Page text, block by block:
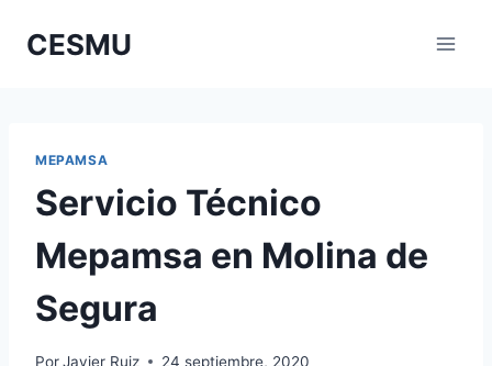
CESMU
MEPAMSA
Servicio Técnico
Mepamsa en Molina de
Segura
PorJavier Ruiz 24 septiembre, 2020